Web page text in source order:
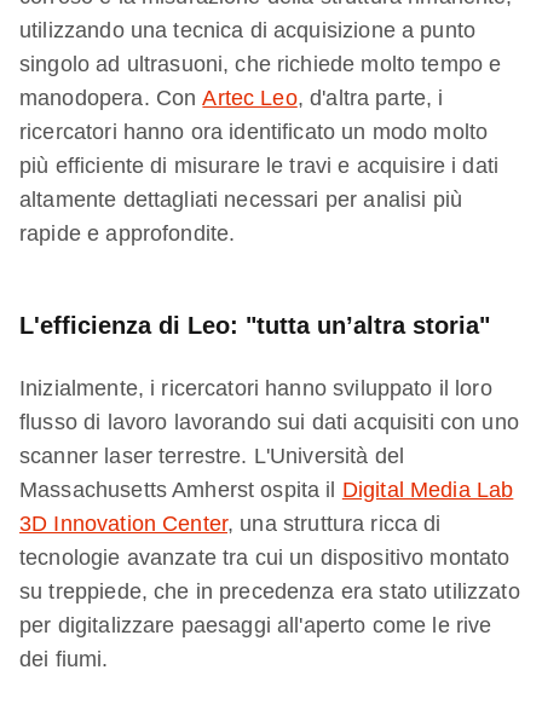
utilizzando una tecnica di acquisizione a punto
singolo ad ultrasuoni, che richiede molto tempo e
manodopera. ConArtec Leo, d'altra parte, i
ricercatori hanno ora identificato un modo molto
più efficiente di misurare le travi e acquisire i dati
altamente dettagliati necessari per analisi più
rapide e approfondite.
L'efficienza di Leo: "tutta un’altra storia"
Inizialmente, i ricercatori hanno sviluppato il loro
flusso di lavoro lavorando sui dati acquisiti con uno
scanner laser terrestre. L'Università del
Massachusetts Amherst ospita il Digital Media Lab
3D Innovation Center, una struttura ricca di
tecnologie avanzate tra cui un dispositivo montato
su treppiede, che in precedenza era stato utilizzato
per digitalizzare paesaggi all'aperto come le rive
dei fiumi.